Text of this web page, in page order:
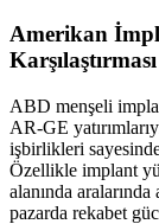
Amerikan
Karşılaştırması
ABD menşeli
AR-GE
işbirlikleri
Özellikle implant
alanında
pazarda rekabet